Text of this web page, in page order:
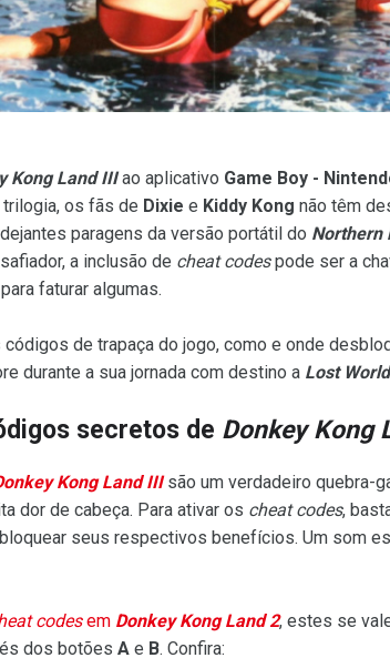
Kong Land IIIao aplicativo Game Boy -
os fãs de Dixie e Kiddy Kong não têm
paragens da versão portátil do Northern
a inclusão de cheat codespode ser a
faturar algumas.
de trapaça do jogo, como e onde
durante a sua jornada com destino a Lost World
secretos de Donkey Kong
Kong Land IIIsão um verdadeiro quebra-
dor de cabeça. Para ativar os cheat codes,
seus respectivos benefícios. Um som
codesem Donkey Kong Land 2, estes se
dos botões A e B. Confira: